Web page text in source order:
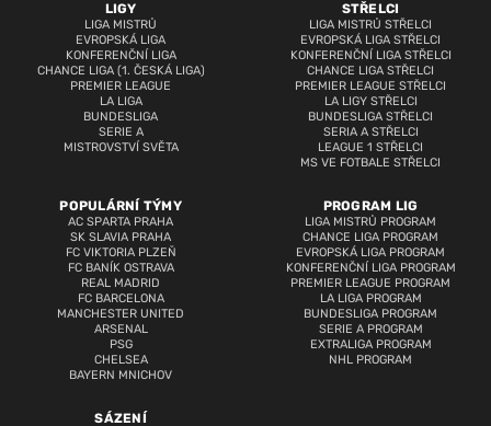
LIGY
LIGA MISTRŮ
EVROPSKÁ LIGA
KONFERENČNÍ LIGA
CHANCE LIGA (1. ČESKÁ LIGA)
PREMIER LEAGUE
LA LIGA
BUNDESLIGA
SERIE A
MISTROVSTVÍ SVĚTA
STŘELCI
LIGA MISTRŮ STŘELCI
EVROPSKÁ LIGA STŘELCI
KONFERENČNÍ LIGA STŘELCI
CHANCE LIGA STŘELCI
PREMIER LEAGUE STŘELCI
LA LIGY STŘELCI
BUNDESLIGA STŘELCI
SERIA A STŘELCI
LEAGUE 1 STŘELCI
MS VE FOTBALE STŘELCI
POPULÁRNÍ TÝMY
AC SPARTA PRAHA
SK SLAVIA PRAHA
FC VIKTORIA PLZEŇ
FC BANÍK OSTRAVA
REAL MADRID
FC BARCELONA
MANCHESTER UNITED
ARSENAL
PSG
CHELSEA
BAYERN MNICHOV
PROGRAM LIG
LIGA MISTRŮ PROGRAM
CHANCE LIGA PROGRAM
EVROPSKÁ LIGA PROGRAM
KONFERENČNÍ LIGA PROGRAM
PREMIER LEAGUE PROGRAM
LA LIGA PROGRAM
BUNDESLIGA PROGRAM
SERIE A PROGRAM
EXTRALIGA PROGRAM
NHL PROGRAM
SÁZENÍ